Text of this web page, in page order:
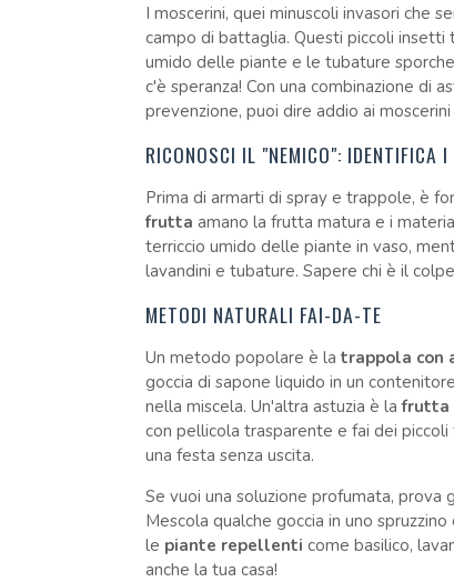
I moscerini, quei minuscoli invasori che
campo di battaglia. Questi piccoli
umido delle piante e le tubature
c'è speranza! Con una combinazione di
prevenzione, puoi dire addio ai
RICONOSCI IL "NEMICO": IDENTIFICA I
Prima di armarti di spray e trappole, è
frutta amano la frutta matura e i
terriccio umido delle piante in vaso,
lavandini e tubature. Sapere chi è il
METODI NATURALI FAI-DA-TE
Un metodo popolare è la trappola con
goccia di sapone liquido in un
nella miscela. Un'altra astuzia è lafrutta
con pellicola trasparente e fai dei
una festa senza uscita.
Se vuoi una soluzione profumata, prova
Mescola qualche goccia in uno
le piante repellenti come basilico,
anche la tua casa!